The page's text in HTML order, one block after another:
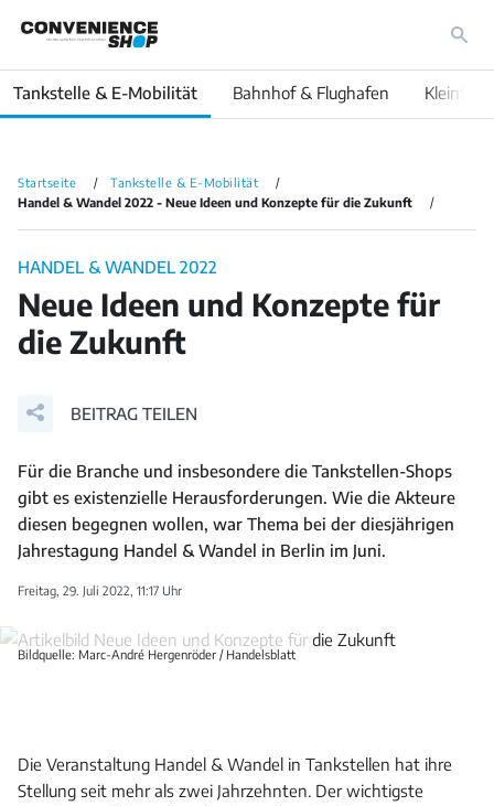
Tankstelle & E-Mobilität Bahnhof & Flughafen
Startseite
Tankstelle & E-Mobilität
Handel & Wandel 2022 - Neue Ideen und Konzepte für die Zukunft
HANDEL & WANDEL 2022
Neue Ideen und Konzepte für
die Zukunft
BEITRAG TEILEN
Für die Branche und insbesondere die Tankstellen-Shops
gibt es existenzielle Herausforderungen. Wie die Akteure
diesen begegnen wollen, war Thema bei der diesjährigen
Jahrestagung Handel & Wandel in Berlin im Juni.
Freitag, 29. Juli 2022, 11:17 Uhr
Bildquelle: Marc-André Hergenröder / Handelsblatt
Die Veranstaltung Handel & Wandel in Tankstellen hat ihre
Stellung seit mehr als zwei Jahrzehnten. Der wichtigste